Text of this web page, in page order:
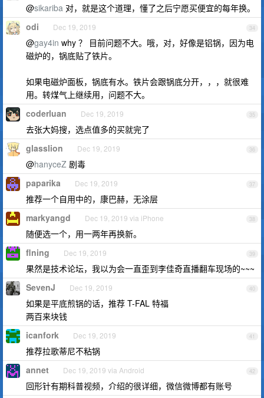
@sikariba 对，就是这个道理，懂了之后宁愿买便宜的每年换。
34
odi Dec 19, 2019
@gay4in why ？ 目前问题不大。哦，对，好像是铝锅，因为电
磁炉的，锅底贴了铁片。
如果电磁炉面板，锅底有水。铁片会跟锅底分开，，，就很难
用。转煤气上继续用，问题不大。
35
coderluan Dec 19, 2019
去张大妈搜，选点值多的买就完了
36
glasslion Dec 19, 2019
@hanyceZ 剧毒
37
paparika Dec 19, 2019
推荐一个自用中的，康巴赫，无涂层
38
markyangd Dec 19, 2019 via iPhone
随便选一个，用一两年再换新。
39
flning Dec 19, 2019
果然是技术论坛，我以为会一直歪到李佳奇直播翻车现场的~~~
40
SevenJ Dec 19, 2019
如果是平底煎锅的话，推荐 T-FAL 特福
两百来块钱
41
icanfork Dec 19, 2019
推荐拉歌蒂尼不粘锅
42
annet Dec 19, 2019 via Android
回形针有期科普视频，介绍的很详细，微信微博都有账号